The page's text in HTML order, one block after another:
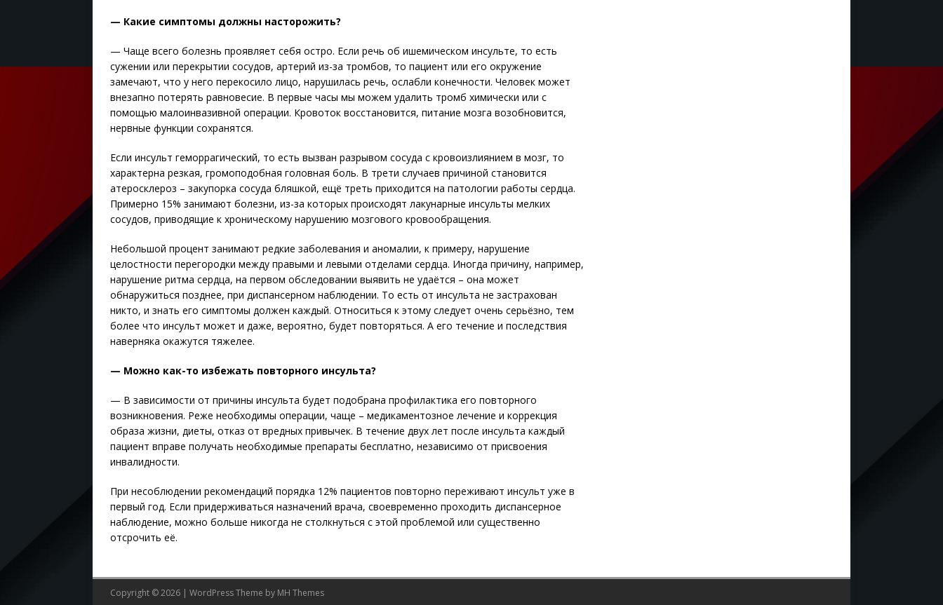
— Какие симптомы должны насторожить?
— Чаще всего болезнь проявляет себя остро. Если речь об ишемическом инсульте, то есть
сужении или перекрытии сосудов, артерий из-за тромбов, то пациент или его окружение
замечают, что у него перекосило лицо, нарушилась речь, ослабли конечности. Человек может
внезапно потерять равновесие. В первые часы мы можем удалить тромб химически или с
помощью малоинвазивной операции. Кровоток восстановится, питание мозга возобновится,
нервные функции сохранятся.
Если инсульт геморрагический, то есть вызван разрывом сосуда с кровоизлиянием в мозг, то
характерна резкая, громоподобная головная боль. В трети случаев причиной становится
атеросклероз – закупорка сосуда бляшкой, ещё треть приходится на патологии работы сердца.
Примерно 15% занимают болезни, из-за которых происходят лакунарные инсульты мелких
сосудов, приводящие к хроническому нарушению мозгового кровообращения.
Небольшой процент занимают редкие заболевания и аномалии, к примеру, нарушение
целостности перегородки между правыми и левыми отделами сердца. Иногда причину, например,
нарушение ритма сердца, на первом обследовании выявить не удаётся – она может
обнаружиться позднее, при диспансерном наблюдении. То есть от инсульта не застрахован
никто, и знать его симптомы должен каждый. Относиться к этому следует очень серьёзно, тем
более что инсульт может и даже, вероятно, будет повторяться. А его течение и последствия
наверняка окажутся тяжелее.
— Можно как-то избежать повторного инсульта?
— В зависимости от причины инсульта будет подобрана профилактика его повторного
возникновения. Реже необходимы операции, чаще – медикаментозное лечение и коррекция
образа жизни, диеты, отказ от вредных привычек. В течение двух лет после инсульта каждый
пациент вправе получать необходимые препараты бесплатно, независимо от присвоения
инвалидности.
При несоблюдении рекомендаций порядка 12% пациентов повторно переживают инсульт уже в
первый год. Если придерживаться назначений врача, своевременно проходить диспансерное
наблюдение, можно больше никогда не столкнуться с этой проблемой или существенно
отсрочить её.
Copyright © 2026 | WordPress Theme by MH Themes